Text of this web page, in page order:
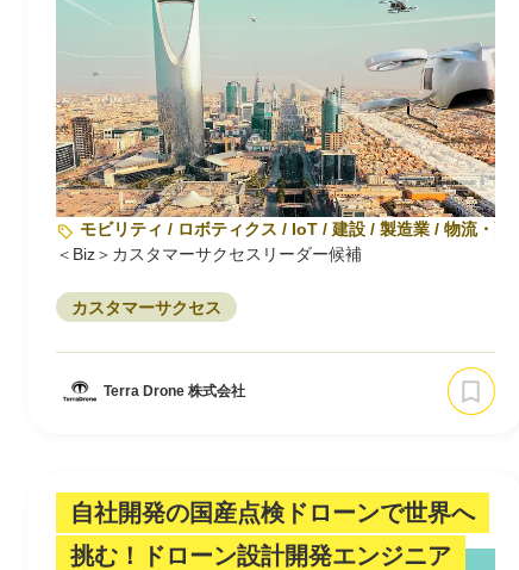
モビリティ / ロボティクス / IoT / 建設 / 製造業 / 物流・配送
＜Biz＞カスタマーサクセスリーダー候補
カスタマーサクセス
Terra Drone 株式会社
自社開発の国産点検ドローンで世界へ
挑む！ドローン設計開発エンジニア